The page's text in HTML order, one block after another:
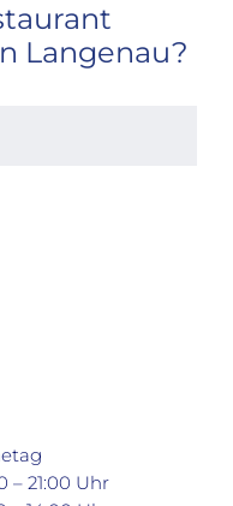
Langenau?
– 21:00 Uhr